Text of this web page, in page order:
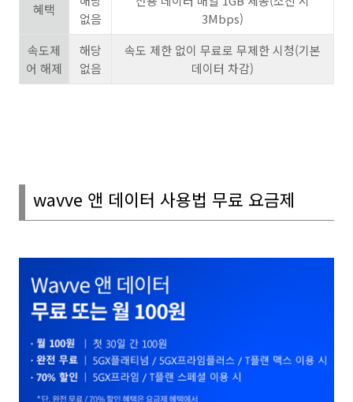
혜택
없음
3Mbps)
속도제
어 해제
해당
없음
속도 제한 없이 무료로 무제한 시청(기본
데이터 차감)
wavve 앤 데이터 사용법 무료 요금제